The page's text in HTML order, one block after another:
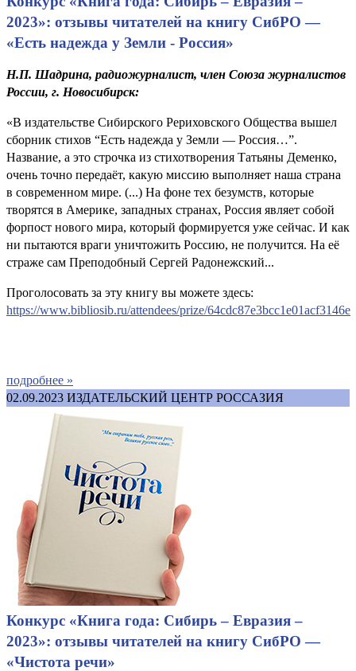
2023»: отзывы читателей на книгу СибРО —
«Есть надежда у Земли - Россия»
Н.П. Шадрина, радиожурналист, член Союза журналистов
России, г. Новосибирск:
«В издательстве Сибирского Рериховского Общества вышел
сборник стихов “Есть надежда у Земли — Россия…”.
Название, а это строчка из стихотворения Татьяны Деменко,
очень точно передаёт, какую миссию выполняет наша страна
в современном мире. (...) На фоне тех безумств, которые
творятся в Америке, западных странах, Россия являет собой
форпост нового мира, который формируется уже сейчас. И как
ни пытаются враги уничтожить Россию, не получится. На её
страже сам Преподобный Сергей Радонежский...
Проголосовать за эту книгу вы можете здесь:
https://www.bibliosib.ru/attendees/prize/64cdc87e3bcc1e01acf3146e
подробнее »
02.09.2023 ИЗДАТЕЛЬСКИЙ ЦЕНТР РОССАЗИЯ
Конкурс «Книга года: Сибирь – Евразия –
2023»: отзывы читателей на книгу СибРО —
«Чистота речи»